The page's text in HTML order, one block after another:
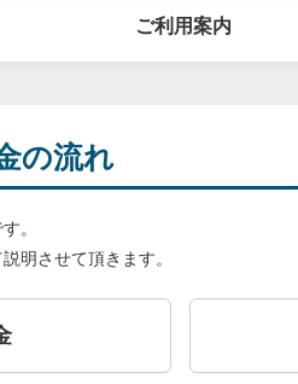
ご利用案内
の流れ
。
明させて頂きます。